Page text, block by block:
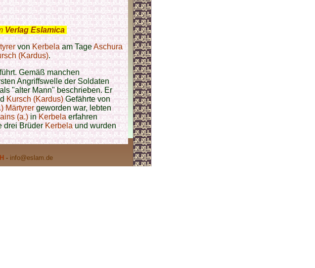
Verlag Eslamica
vonKerbelaam TageAschura
(Kardus).
Gemäß manchen
Angriffswelle der Soldaten
"alter Mann" beschrieben. Er
Kursch (Kardus)Gefährte von
Märtyrergeworden war, lebten
(a.)inKerbelaerfahren
drei BrüderKerbelaund wurden
- info@eslam.de